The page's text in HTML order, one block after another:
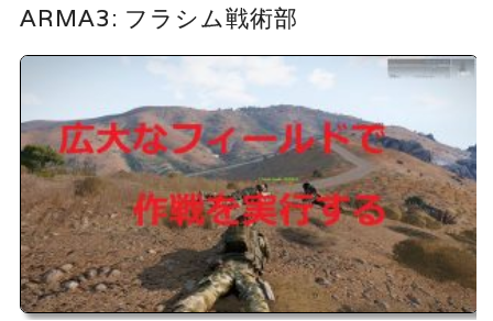
ARMA3: フラシム戦術部